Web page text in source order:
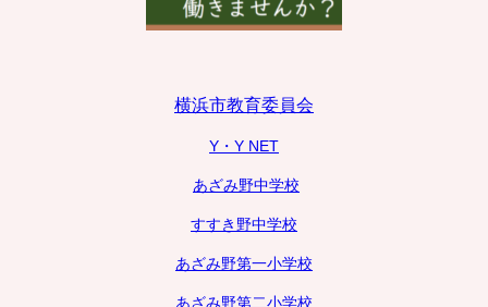
横浜市教育委員会
Y・Y NET
あざみ野中学校
すすき野中学校
あざみ野第一小学校
あざみ野第二小学校